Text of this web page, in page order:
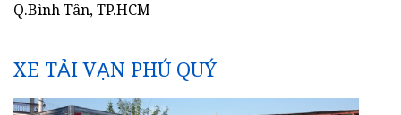
Q.Bình Tân, TP.HCM
XE TẢI VẠN PHÚ QUÝ